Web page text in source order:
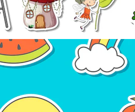
Copyright © 2010- Freepik Company S.L.U.